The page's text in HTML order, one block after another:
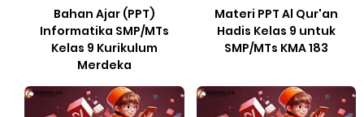
Bahan Ajar (PPT)
Informatika SMP/MTs
Kelas 9 Kurikulum
Merdeka
Materi PPT Al Qur'an
Hadis Kelas 9 untuk
SMP/MTs KMA 183